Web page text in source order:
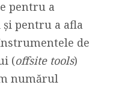
pentru a
pentru a afla
de
(offsite tools)
numărul